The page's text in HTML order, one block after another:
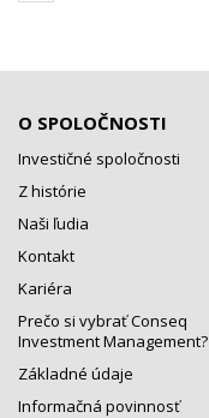
O SPOLOČNOSTI
Investičné spoločnosti
Z histórie
Naši ľudia
Kontakt
Kariéra
Prečo si vybrať Conseq
Investment Management?
Základné údaje
Informačná povinnosť